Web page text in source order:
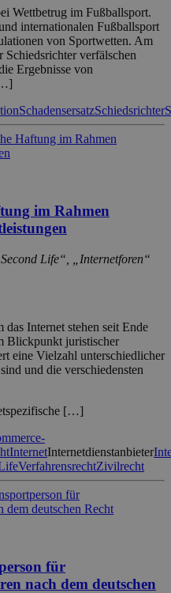
Wettbetrug im Fußballsport.
internationalen Fußballsport
von Sportwetten. Am
Schiedsrichter verfälschen
Ergebnisse von
SchadensersatzSchiedsrichter
im Rahmen
Life“, „Internetforen“
Internet stehen seit Ende
Blickpunkt juristischer
eine Vielzahl unterschiedlicher
und die verschiedensten
[…]
InternetInternetdienstanbieter
VerfahrensrechtZivilrecht
für
nach dem deutschen